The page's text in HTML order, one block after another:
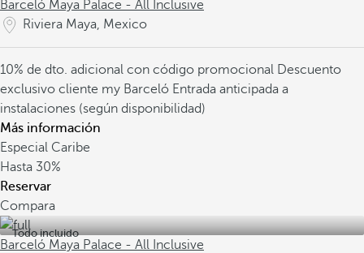
Barceló Maya Palace - All Inclusive
Riviera Maya, Mexico
10% de dto. adicional con código promocional Descuento
exclusivo cliente my Barceló Entrada anticipada a
instalaciones (según disponibilidad)
Más información
Especial Caribe
Hasta 30%
Reservar
Compara
Todo incluido
Barceló Maya Palace - All Inclusive